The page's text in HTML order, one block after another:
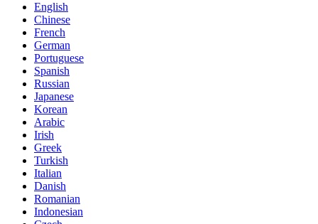
English
Chinese
French
German
Portuguese
Spanish
Russian
Japanese
Korean
Arabic
Irish
Greek
Turkish
Italian
Danish
Romanian
Indonesian